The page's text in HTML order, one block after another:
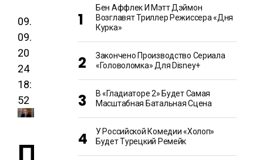
09.
09.
20
24
18:
52
Бен Аффлек И Мэтт Дэймон
Возглавят Триллер Режиссера «Дня
Курка»
Закончено Производство Сериала
«Головоломка» Для Disney+
В «Гладиаторе 2» Будет Самая
Масштабная Батальная Сцена
У Российской Комедии «Холоп»
Будет Турецкий Ремейк